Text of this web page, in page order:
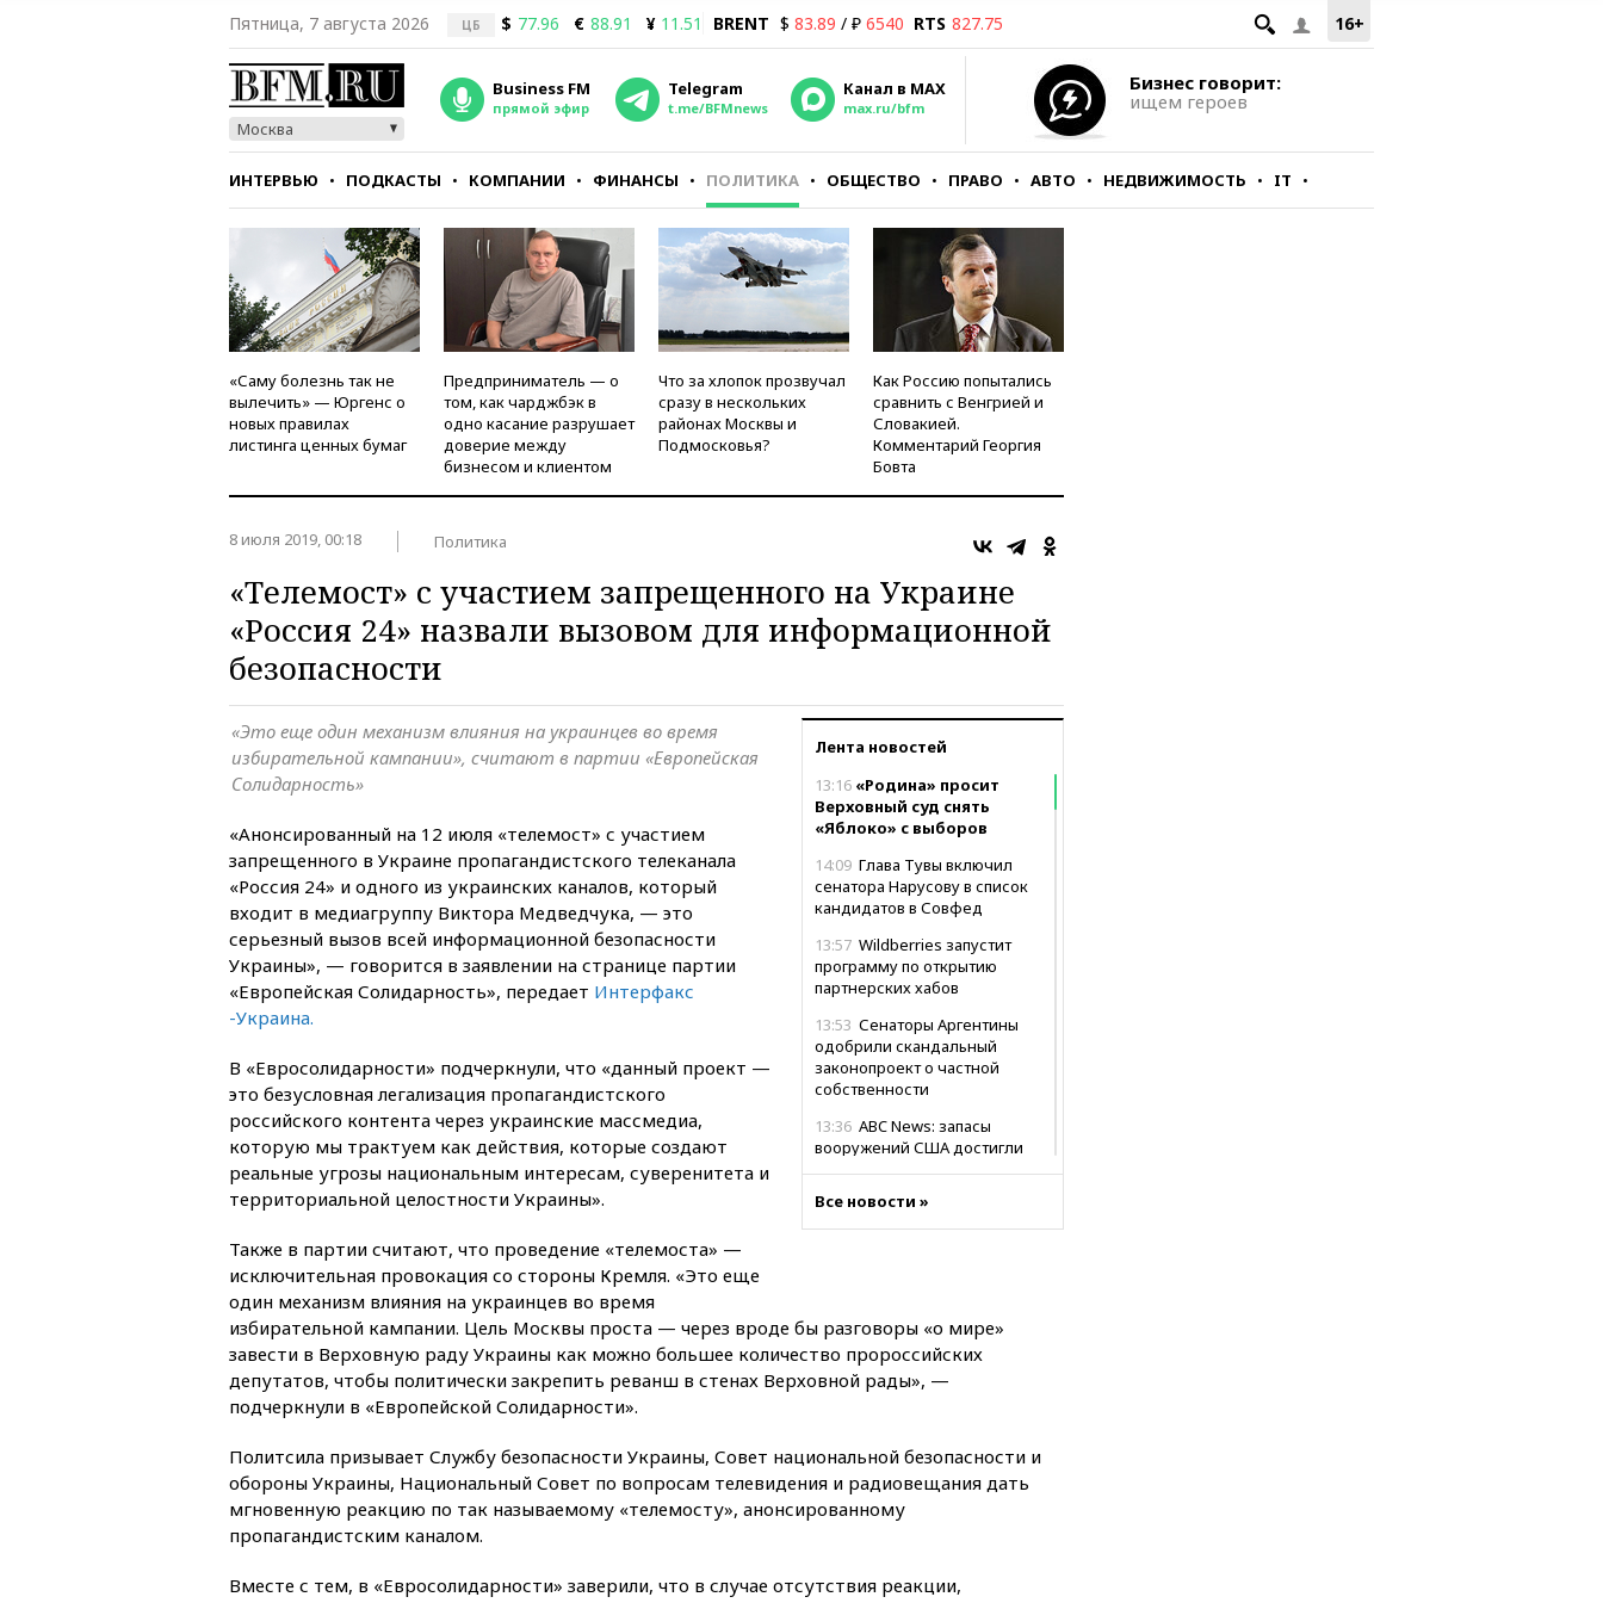
16+
Пятница, 7 августа 2026 ЦБ $ 77.96 € 88.91 ¥ 11.51 BRENT $ 83.89 / ₽ 6540 RTS 827.75
Москва
Business FM
прямой эфир
Telegram
t.me/BFMnews
Канал в MAX
max.ru/bfm
Бизнес говорит:
ищем героев
ИНТЕРВЬЮ ПОДКАСТЫ КОМПАНИИ ФИНАНСЫ ПОЛИТИКА ОБЩЕСТВО ПРАВО АВТО НЕДВИЖИМОСТЬ IT
СТИЛЬ ТЕСТЫ
«Саму болезнь так не
вылечить» — Юргенс о
новых правилах
листинга ценных бумаг
Предприниматель — о
том, как чарджбэк в
одно касание разрушает
доверие между
бизнесом и клиентом
Что за хлопок прозвучал
сразу в нескольких
районах Москвы и
Подмосковья?
Как Россию попытались
сравнить с Венгрией и
Словакией.
Комментарий Георгия
Бовта
8 июля 2019, 00:18 Политика
«Телемост» с участием запрещенного на Украине
«Россия 24» назвали вызовом для информационной
безопасности
Лента новостей
13:16 «Родина» просит
Верховный суд снять
«Яблоко» с выборов
14:09 Глава Тувы включил
сенатора Нарусову в список
кандидатов в Совфед
13:57 Wildberries запустит
программу по открытию
партнерских хабов
13:53 Сенаторы Аргентины
одобрили скандальный
законопроект о частной
собственности
13:36 ABC News: запасы
вооружений США достигли
13:11 Путин обсудил с
президентом ОАЭ ситуацию в
выселить из квартиры
крокодила, лису и других
животных
безвизовые турпоездки для
12:36Экспорт растворимого
12:30 Российские войска
Все новости »
«Это еще один механизм влияния на украинцев во время
избирательной кампании», считают в партии «Европейская
Солидарность»
«Анонсированный на 12 июля «телемост» с участием
запрещенного в Украине пропагандистского телеканала
«Россия 24» и одного из украинских каналов, который
входит в медиагруппу Виктора Медведчука, — это
серьезный вызов всей информационной безопасности
Украины», — говорится в заявлении на странице партии
«Европейская Солидарность», передает Интерфакс
-Украина.
В «Евросолидарности» подчеркнули, что «данный проект —
это безусловная легализация пропагандистского
российского контента через украинские массмедиа,
которую мы трактуем как действия, которые создают
реальные угрозы национальным интересам, суверенитета и
территориальной целостности Украины».
Также в партии считают, что проведение «телемоста» —
исключительная провокация со стороны Кремля. «Это еще
один механизм влияния на украинцев во время
избирательной кампании. Цель Москвы проста — через вроде бы разговоры «о мире»
завести в Верховную раду Украины как можно большее количество пророссийских
депутатов, чтобы политически закрепить реванш в стенах Верховной рады», —
подчеркнули в «Европейской Солидарности».
Политсила призывает Службу безопасности Украины, Совет национальной безопасности и
обороны Украины, Национальный Совет по вопросам телевидения и радиовещания дать
мгновенную реакцию по так называемому «телемосту», анонсированному
пропагандистским каналом.
Вместе с тем, в «Евросолидарности» заверили, что в случае отсутствия реакции,